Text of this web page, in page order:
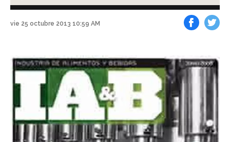
vie 25 octubre 2013 10:59 AM